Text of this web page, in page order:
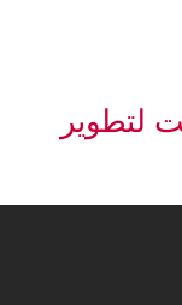
لتطوير